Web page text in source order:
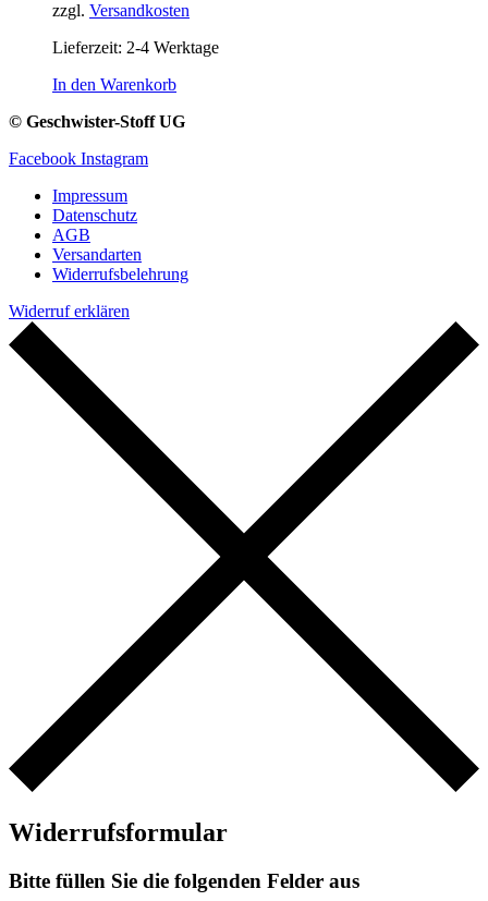
war:
ist:
zzgl. Versandkosten
Lieferzeit: 2-4 Werktage
In den Warenkorb
© Geschwister-Stoff UG
Facebook Instagram
Impressum
Datenschutz
AGB
Versandarten
Widerrufsbelehrung
Widerruf erklären
Widerrufsformular
Bitte füllen Sie die folgenden Felder aus